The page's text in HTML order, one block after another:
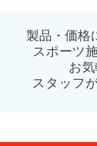
製品・価格
スポーツ
お
スタッフ